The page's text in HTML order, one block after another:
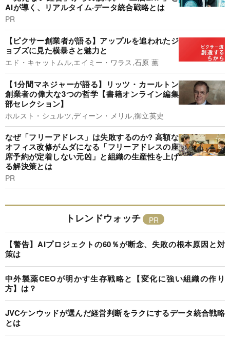
AIが導く、リアルタイム·データ統合戦略とは
PR
【ピクサー創業者が語る】アップルを追われたジ
ョブズに見た横暴さと魅力と
エド・キャットムル,エイミー・ワラス,石原 薫
【1分間マネジャーが語る】リッツ・カールトン
創業者の偉大な3つの哲学【書籍オンライン編集
部セレクション】
ホルスト・シュルツ,ディーン・メリル,御立英史
なぜ「フリーアドレス」は失敗するのか? 高額な
オフィス改修がムダになる「フリーアドレスの座
席予約が定着しない元凶」と組織の生産性を上げ
る解決策とは
PR
トレンドウォッチ
【警告】AIプロジェクトの60％が断念、失敗の根本原因と対
策は
中外製薬CEOが明かす生存戦略と【変化に強い組織の作り
方】は？
JVCケンウッドが選んだ経営判断をラクにするデータ統合戦略
とは